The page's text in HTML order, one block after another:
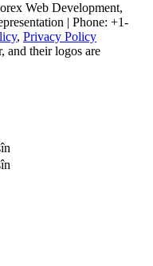
Web Development,
| Phone: +1-
, Privacy Policy
and their logos are